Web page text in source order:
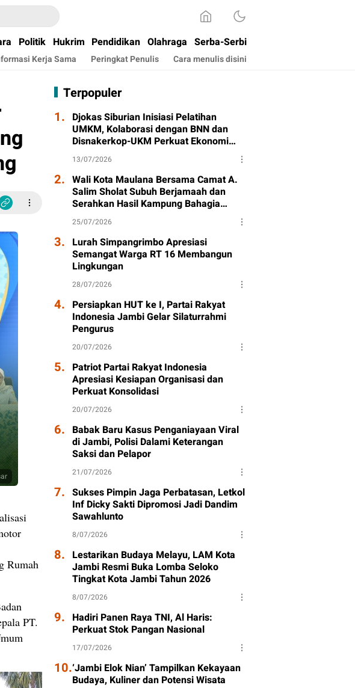
Politik Hukrim Pendidikan Olahraga Serba-Serbi
Kerja Sama Peringkat Penulis Cara menulis disini
Rumah
PT.
Terpopuler
1. Djokas Siburian Inisiasi Pelatihan
UMKM, Kolaborasi dengan BNN dan
Disnakerkop-UKM Perkuat Ekonomi
Warga
13/07/2026
2. Wali Kota Maulana Bersama Camat A.
Salim Sholat Subuh Berjamaah dan
Serahkan Hasil Kampung Bahagia
Tahap I
25/07/2026
3. Lurah Simpangrimbo Apresiasi
Semangat Warga RT 16 Membangun
Lingkungan
28/07/2026
4. Persiapkan HUT ke I, Partai Rakyat
Indonesia Jambi Gelar Silaturrahmi
Pengurus
20/07/2026
5. Patriot Partai Rakyat Indonesia
Apresiasi Kesiapan Organisasi dan
Perkuat Konsolidasi
20/07/2026
6. Babak Baru Kasus Penganiayaan Viral
di Jambi, Polisi Dalami Keterangan
Saksi dan Pelapor
21/07/2026
7. Sukses Pimpin Jaga Perbatasan, Letkol
Inf Dicky Sakti Dipromosi Jadi Dandim
Sawahlunto
8/07/2026
8. Lestarikan Budaya Melayu, LAM Kota
Jambi Resmi Buka Lomba Seloko
Tingkat Kota Jambi Tahun 2026
8/07/2026
9. Hadiri Panen Raya TNI, Al Haris:
Perkuat Stok Pangan Nasional
17/07/2026
10.‘Jambi Elok Nian’ Tampilkan Kekayaan
Budaya, Kuliner dan Potensi Wisata